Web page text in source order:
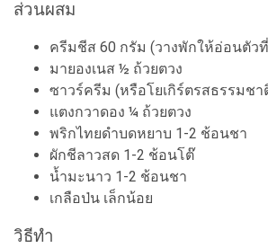
ส่วนผสม
ครีมชีส 60 กรัม (วางพักให้อ่อนตั
มายองเนส ½ ถ้วยตวง
ซาวร์ครีม (หรือโยเกิร์ตรสธรรมชา
แตงกวาดอง ¼ ถ้วยตวง
พริกไทยดำบดหยาบ 1-2 ช้อนชา
ผักชีลาวสด 1-2 ช้อนโต๊
น้ำมะนาว 1-2 ช้อนชา
เกลือป่น เล็กน้อย
วิธีทำ